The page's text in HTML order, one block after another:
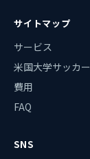
サイトマップ
サービス
米国大学サッカ
費用
FAQ
SNS